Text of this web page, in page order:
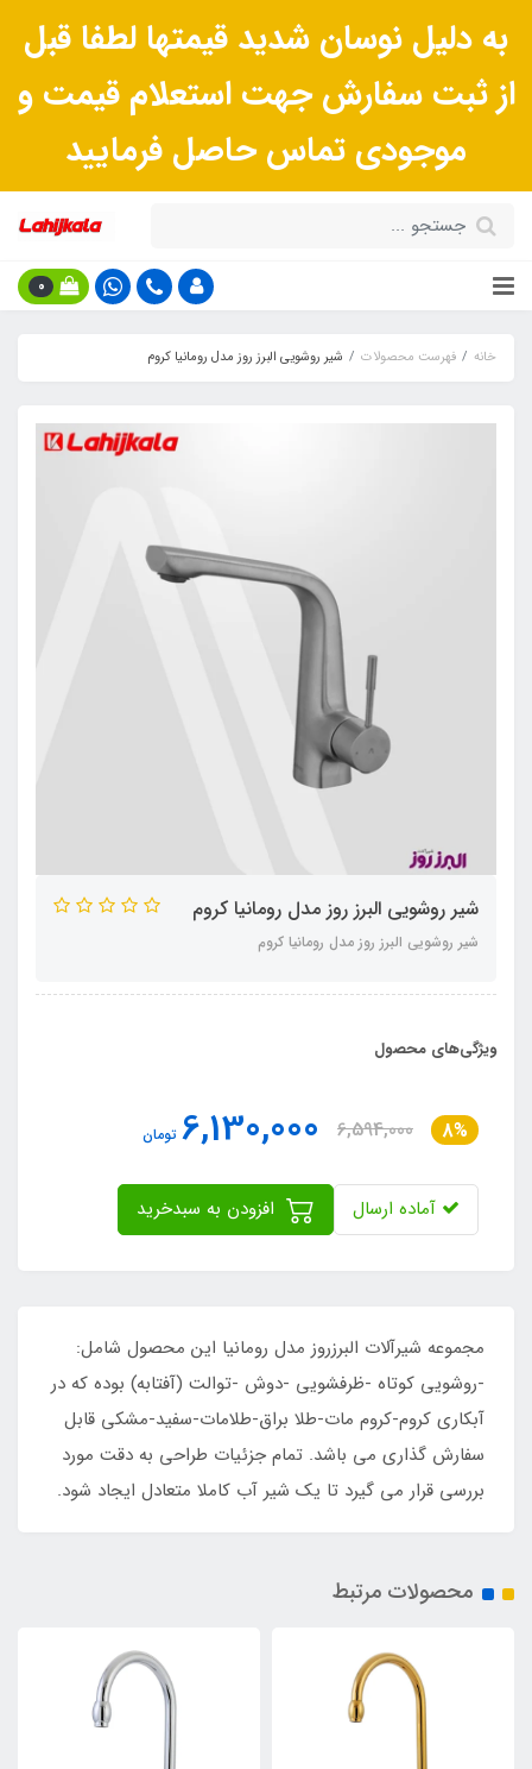
به دلیل نوسان شدید قیمتها لطفا قبل
از ثبت سفارش جهت استعلام قیمت و
موجودی تماس حاصل فرمایید
0
خانه فهرست محصولات شیر روشویی البرز روز مدل رومانیا کروم
شیر روشویی البرز روز مدل رومانیا کروم
شیر روشویی البرز روز مدل رومانیا کروم
ویژگی‌های محصول
8%
6,594,000
6,130,000 تومان
آماده ارسال
مجموعه شیرآلات البرزروز مدل رومانیا این محصول شامل:
-روشویی کوتاه -ظرفشویی -دوش -توالت (آفتابه) بوده که در
آبکاری کروم-کروم مات-طلا براق-طلامات-سفید-مشکی قابل
سفارش گذاری می باشد. تمام جزئیات طراحی به دقت مورد
بررسی قرار می گیرد تا یک شیر آب کاملا متعادل ایجاد شود.
محصولات مرتبط